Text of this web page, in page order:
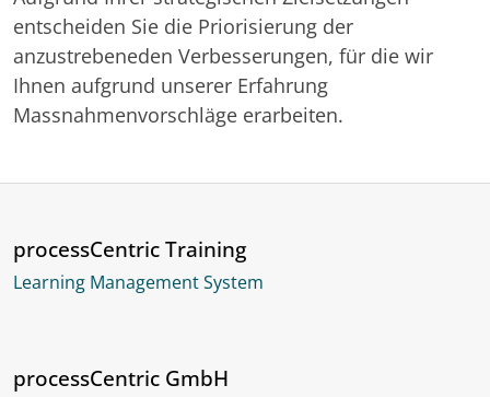
entscheiden Sie die Priorisierung der
anzustrebeneden Verbesserungen, für die wir
Ihnen aufgrund unserer Erfahrung
Massnahmenvorschläge erarbeiten.
processCentric Training
Learning Management System
processCentric GmbH